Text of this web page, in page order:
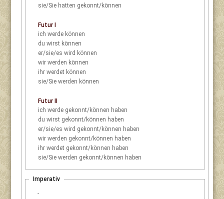
sie/Sie hatten gekonnt/können
Futur I
ich werde können
du wirst können
er/sie/es wird können
wir werden können
ihr werdet können
sie/Sie werden können
Futur II
ich werde gekonnt/können haben
du wirst gekonnt/können haben
er/sie/es wird gekonnt/können haben
wir werden gekonnt/können haben
ihr werdet gekonnt/können haben
sie/Sie werden gekonnt/können haben
Imperativ
-